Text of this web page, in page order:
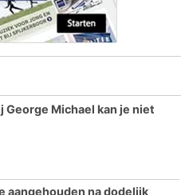
George Michael kan je niet
aangehouden na dodelijk